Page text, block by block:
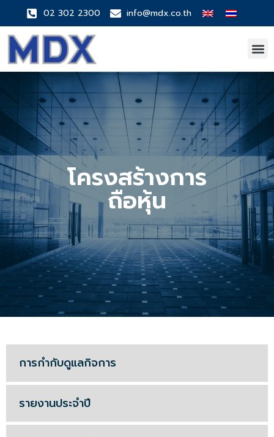
02 302 2300 info@mdx.co.th
โครงสร้างการ
ถือหุ้น
การกำกับดูแลกิจการ
รายงานประจำปี